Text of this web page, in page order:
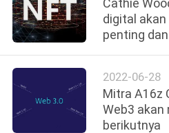
digital
penting
2022-06-28
Mitra A16z
Web3
berikutnya